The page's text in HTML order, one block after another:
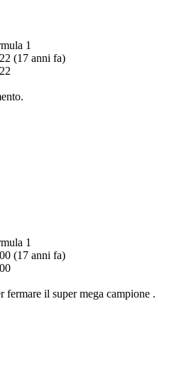
1
(17 anni fa)
1
(17 anni fa)
fermare il super mega campione .